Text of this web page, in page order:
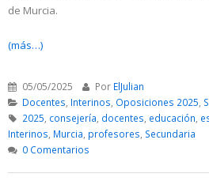
de Murcia.
(más…)
05/05/2025 Por ElJulian
Docentes Interinos Oposiciones 2025
2025 consejería docentes educación
Interinos Murcia profesores Secundaria
0 Comentarios